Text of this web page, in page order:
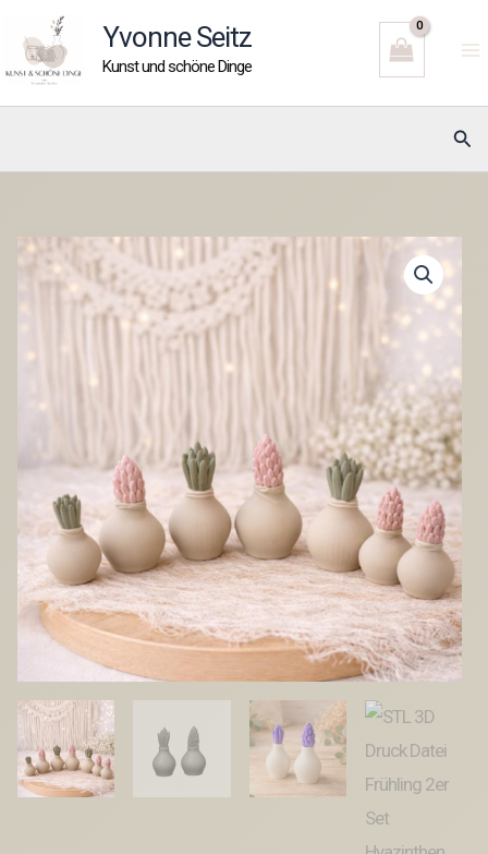
Inhalt
springen
Yvonne Seitz
Kunst und schöne Dinge